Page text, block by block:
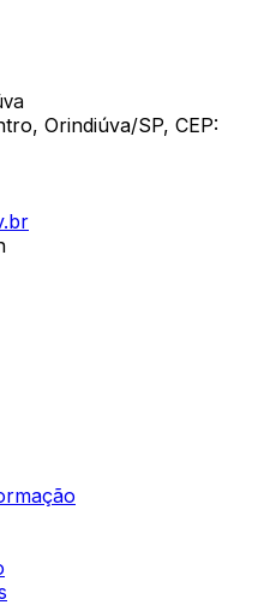
Orindiúva/SP, CEP: